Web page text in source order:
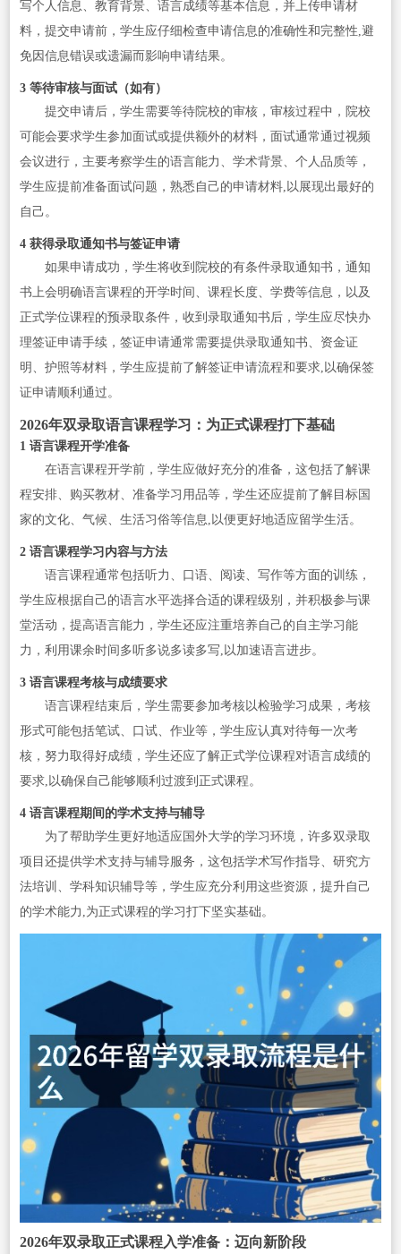
写个人信息、教育背景、语言成绩等基本信息，并上传申请材
料，提交申请前，学生应仔细检查申请信息的准确性和完整性,避
免因信息错误或遗漏而影响申请结果。
3 等待审核与面试（如有）
提交申请后，学生需要等待院校的审核，审核过程中，院校
可能会要求学生参加面试或提供额外的材料，面试通常通过视频
会议进行，主要考察学生的语言能力、学术背景、个人品质等，
学生应提前准备面试问题，熟悉自己的申请材料,以展现出最好的
自己。
4 获得录取通知书与签证申请
如果申请成功，学生将收到院校的有条件录取通知书，通知
书上会明确语言课程的开学时间、课程长度、学费等信息，以及
正式学位课程的预录取条件，收到录取通知书后，学生应尽快办
理签证申请手续，签证申请通常需要提供录取通知书、资金证
明、护照等材料，学生应提前了解签证申请流程和要求,以确保签
证申请顺利通过。
2026年双录取语言课程学习：为正式课程打下基础
1 语言课程开学准备
在语言课程开学前，学生应做好充分的准备，这包括了解课
程安排、购买教材、准备学习用品等，学生还应提前了解目标国
家的文化、气候、生活习俗等信息,以便更好地适应留学生活。
2 语言课程学习内容与方法
语言课程通常包括听力、口语、阅读、写作等方面的训练，
学生应根据自己的语言水平选择合适的课程级别，并积极参与课
堂活动，提高语言能力，学生还应注重培养自己的自主学习能
力，利用课余时间多听多说多读多写,以加速语言进步。
3 语言课程考核与成绩要求
语言课程结束后，学生需要参加考核以检验学习成果，考核
形式可能包括笔试、口试、作业等，学生应认真对待每一次考
核，努力取得好成绩，学生还应了解正式学位课程对语言成绩的
要求,以确保自己能够顺利过渡到正式课程。
4 语言课程期间的学术支持与辅导
为了帮助学生更好地适应国外大学的学习环境，许多双录取
项目还提供学术支持与辅导服务，这包括学术写作指导、研究方
法培训、学科知识辅导等，学生应充分利用这些资源，提升自己
的学术能力,为正式课程的学习打下坚实基础。
2026年双录取正式课程入学准备：迈向新阶段